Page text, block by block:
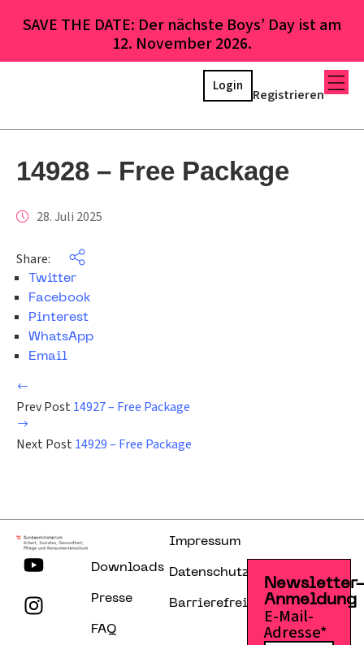
SAVE THE DATE: Der nächste Boys’ Day ist am
12. November 2026.
Registrieren
Login
14928 – Free Package
28. Juli 2025
Share:
Twitter
Facebook
Pinterest
WhatsApp
Email
Prev Post 14927 – Free Package
Next Post 14929 – Free Package
Downloads
Presse
FAQ
Impressum
Datenschutzerklärung
Barrierefreiheitserklärung
Anmeldung
E-Mail-
Adresse*